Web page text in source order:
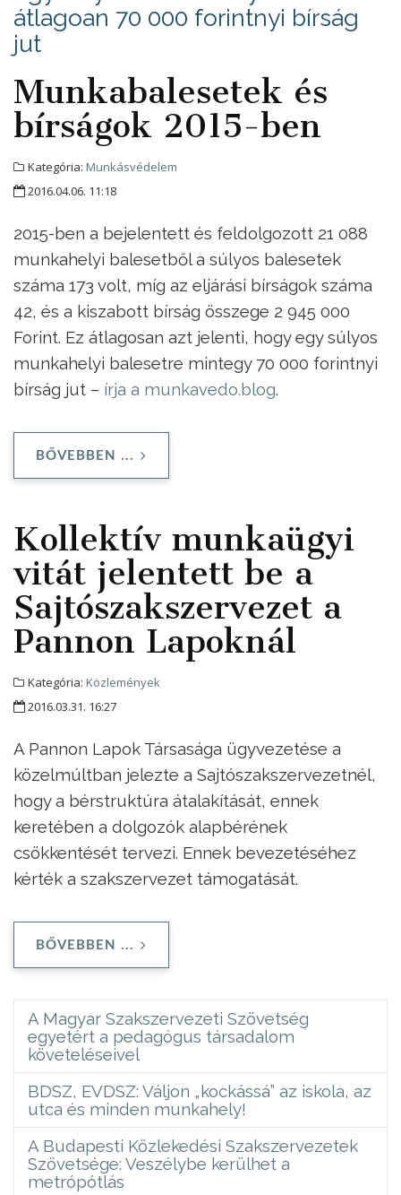
átlagoan 70 000 forintnyi bírság
jut
Munkabalesetek és
bírságok 2015-ben
Kategória: Munkásvédelem
2016.04.06. 11:18
2015-ben a bejelentett és feldolgozott 21 088
munkahelyi balesetből a súlyos balesetek
száma 173 volt, míg az eljárási bírságok száma
42, és a kiszabott bírság összege 2 945 000
Forint. Ez átlagosan azt jelenti, hogy egy súlyos
munkahelyi balesetre mintegy 70 000 forintnyi
bírság jut – írja a munkavedo.blog.
BŐVEBBEN ...
Kollektív munkaügyi
vitát jelentett be a
Sajtószakszervezet a
Pannon Lapoknál
Kategória: Közlemények
2016.03.31. 16:27
A Pannon Lapok Társasága ügyvezetése a
közelmúltban jelezte a Sajtószakszervezetnél,
hogy a bérstruktúra átalakítását, ennek
keretében a dolgozók alapbérének
csökkentését tervezi. Ennek bevezetéséhez
kérték a szakszervezet támogatását.
BŐVEBBEN ...
A Magyar Szakszervezeti Szövetség
egyetért a pedagógus társadalom
követeléseivel
BDSZ, EVDSZ: Váljon „kockássá” az iskola, az
utca és minden munkahely!
A Budapesti Közlekedési Szakszervezetek
Szövetsége: Veszélybe kerülhet a
metrópótlás